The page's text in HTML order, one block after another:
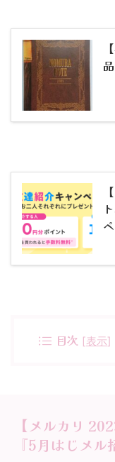
目次 [表示]
【メルカリ
『5月はじメル